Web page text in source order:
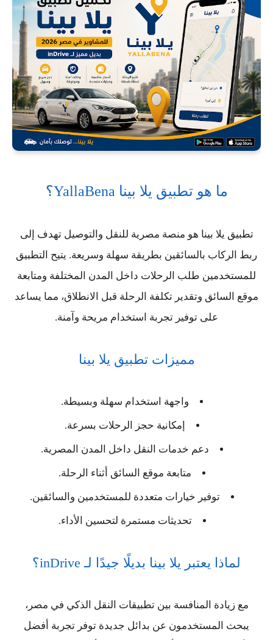
ما هو تطبيق يلا بينا YallaBena؟
تطبيق يلا بينا هو منصة مصرية للنقل والتوصيل تهدف إلى
ربط الركاب بالسائقين بطريقة سهلة وسريعة. يتيح التطبيق
للمستخدمين طلب الرحلات داخل المدن المختلفة ومتابعة
موقع السائق وتقدير تكلفة الرحلة قبل الانطلاق، مما يساعد
على توفير تجربة استخدام مريحة وآمنة.
مميزات تطبيق يلا بينا
واجهة استخدام سهلة وبسيطة.
إمكانية حجز الرحلات بسرعة.
دعم خدمات النقل داخل المدن المصرية.
متابعة موقع السائق أثناء الرحلة.
توفير خيارات متعددة للمستخدمين والسائقين.
تحديثات مستمرة لتحسين الأداء.
لماذا يعتبر يلا بينا بديلًا جيدًا لـ inDrive؟
مع زيادة المنافسة بين تطبيقات النقل الذكي في مصر،
يبحث المستخدمون عن بدائل جديدة توفر تجربة أفضل